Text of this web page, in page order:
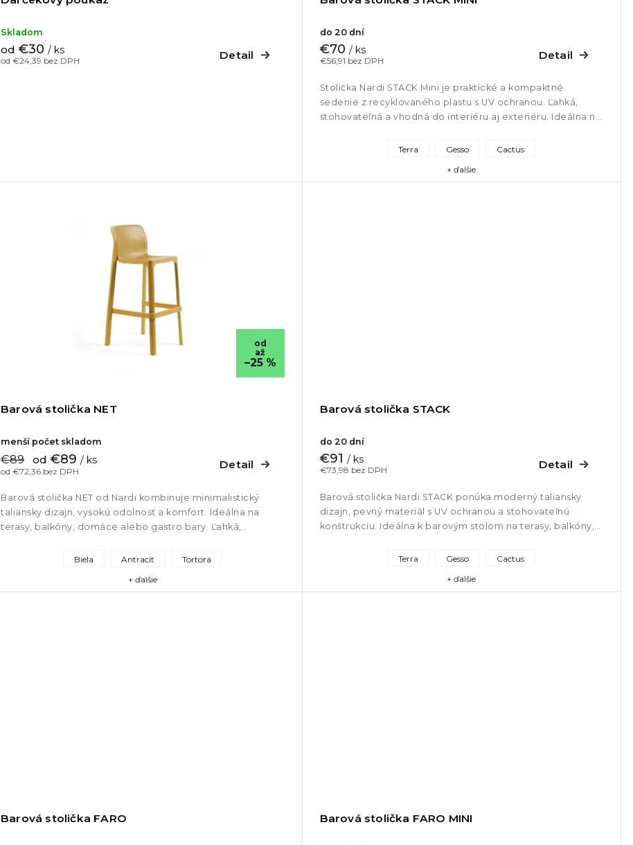
Skladom
od €24,39 bez DPH
od €30 / ks Detail
do 20 dní
€56,91 bez DPH
€70 / ks Detail
Stolička Nardi STACK Mini je praktické a kompaktné
sedenie z recyklovaného plastu s UV ochranou. Ľahká,
stohovateľná a vhodná do interiéru aj exteriéru. Ideálna na
Terra
Gesso Cactus
+ ďalšie
od
až
–25 %
Barová stolička NET
menší počet skladom
od €72,36 bez DPH
€89 od €89 / ks Detail
Barová stolička NET od Nardi kombinuje minimalistický
taliansky dizajn, vysokú odolnosť a komfort. Ideálna na
terasy, balkóny, domáce alebo gastro bary. Ľahká,
Biela
Antracit Tortora
+ ďalšie
Barová stolička STACK
do 20 dní
€73,98 bez DPH
€91 / ks Detail
Barová stolička Nardi STACK ponúka moderný taliansky
dizajn, pevný materiál s UV ochranou a stohovateľnú
konštrukciu. Ideálna k barovým stolom na terasy, balkóny,
Terra
Gesso Cactus
+ ďalšie
Barová stolička FARO Barová stolička FARO MINI